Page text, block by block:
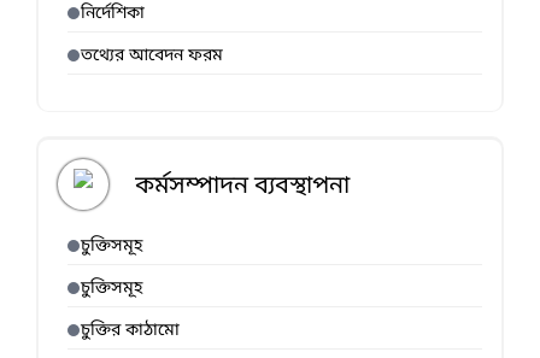
নির্দেশিকা
তথ্যের আবেদন ফরম
কর্মসম্পাদন ব্যবস্থাপনা
চুক্তিসমূহ
চুক্তিসমূহ
চুক্তির কাঠামো